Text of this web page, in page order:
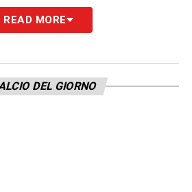
alle spalle
Giroud.
arrivare al Milan con la
con diritto di riscatto:
READ MORE
DEL GIORNO